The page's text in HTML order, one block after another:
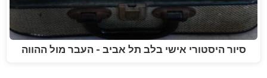
סיור היסטורי אישי בלב תל אביב - העבר מול ההווה